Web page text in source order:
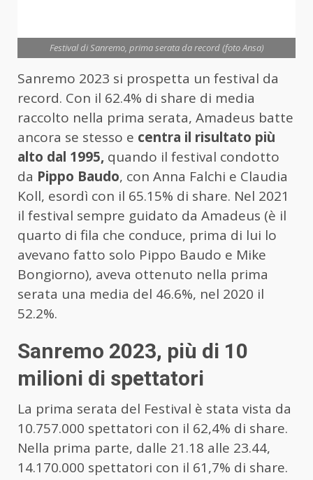
Festival di Sanremo, prima serata da record (foto Ansa)
Sanremo 2023 si prospetta un festival da
record. Con il 62.4% di share di media
raccolto nella prima serata, Amadeus batte
ancora se stesso e centra il risultato più
alto dal 1995, quando il festival condotto
da Pippo Baudo, con Anna Falchi e Claudia
Koll, esordì con il 65.15% di share. Nel 2021
il festival sempre guidato da Amadeus (è il
quarto di fila che conduce, prima di lui lo
avevano fatto solo Pippo Baudo e Mike
Bongiorno), aveva ottenuto nella prima
serata una media del 46.6%, nel 2020 il
52.2%.
Sanremo 2023, più di 10
milioni di spettatori
La prima serata del Festival è stata vista da
10.757.000 spettatori con il 62,4% di share.
Nella prima parte, dalle 21.18 alle 23.44,
14.170.000 spettatori con il 61,7% di share.